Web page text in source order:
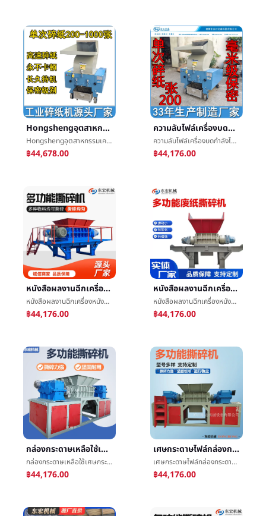
Hongshengอุตสาหกรรมเครื่องทำลายเอกสารกำลังไฟสูงมีอำนาจอุตสาหกรรมสากลการแพทย์แผนจีนชนคั้น
Hongshengอุตสาหกรรมเครื่องทำลายเอกสารกำลังไฟสูงมีอำนาจอุตสาหกรรมสากลการแพทย์แผนจีนชนคั้น
฿44,678.00
ความลับไฟล์เครื่องบดกำลังไฟสูงแตกกระดาษเครื่องทางการเงินเครื่องæงานไฟล์สัญญาแตกเครื่อง
ความลับไฟล์เครื่องบดกำลังไฟสูงแตกกระดาษเครื่องทางการเงินเครื่องæงานไฟล์สัญญาแตกเครื่อง
฿44,176.00
หนังสือผลงานฉีกเครื่องหนังสือพิมพ์ไฟล์น้ำตาç²ç¢เครื่องข้นหลอดกระดาษกล่องกระดาษBiaxialฉีกเครื่อง
หนังสือผลงานฉีกเครื่องหนังสือพิมพ์ไฟล์น้ำตาç²ç¢เครื่องข้นหลอดกระดาษกล่องกระดาษBiaxialฉีกเครื่อง
฿44,176.00
หนังสือผลงานฉีกเครื่องหนังสือพิมพ์ไฟล์น้ำตาç²ç¢เครื่องขนาดใหญ่ข้นหลอดกระดาษBiaxialฉีกเครื่อง
หนังสือผลงานฉีกเครื่องหนังสือพิมพ์ไฟล์น้ำตาç²ç¢เครื่องขนาดใหญ่ข้นหลอดกระดาษBiaxialฉีกเครื่อง
฿44,176.00
กล่องกระดาษเหลือใช้เศษกระดาษฉีกเครื่องไฟล์หนังสัตว์ป่าไม้ยางฉีกอุปกรณ์พลาสติกฟิล์มç´ç¢เครื่อง
กล่องกระดาษเหลือใช้เศษกระดาษฉีกเครื่องไฟล์หนังสัตว์ป่าไม้ยางฉีกอุปกรณ์พลาสติกฟิล์มç´ç¢เครื่อง
฿44,176.00
เศษกระดาษไฟล์กล่องกระดาษแข็งฉีกเครื่องอุตสาหกรรมของแข็งถูกปล่อยปละละเลยขยะพลาสติกç²ç¢เครื่องโลหะฉีกเครื่อง
เศษกระดาษไฟล์กล่องกระดาษแข็งฉีกเครื่องอุตสาหกรรมของแข็งถูกปล่อยปละละเลยขยะพลาสติกç²ç¢เครื่องโลหะฉีกเครื่อง
฿44,176.00